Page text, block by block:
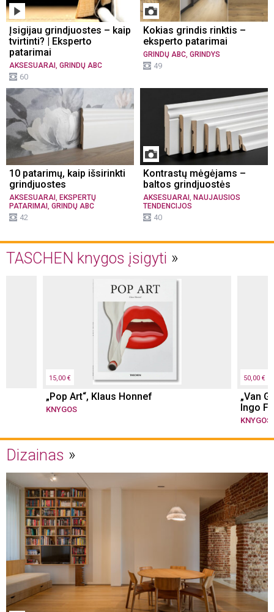
Įsigijau grindjuostes – kaip
tvirtinti? | Eksperto
patarimai
AKSESUARAI , GRINDŲ ABC
60
Kokias grindis rinktis –
eksperto patarimai
GRINDŲ ABC, GRINDYS
49
10 patarimų, kaip išsirinkti
grindjuostes
AKSESUARAI EKSPERTŲ
PATARIMAI GRINDŲ ABC
42
Kontrastų mėgėjams –
baltos grindjuostės
AKSESUARAI NAUJAUSIOS
TENDENCIJOS
40
TASCHEN knygos įsigyti
15,00 €
„Pop Art“, Klaus Honnef
KNYGOS
50,00 €
„Van
Ingo
KNYGOS
Dizainas